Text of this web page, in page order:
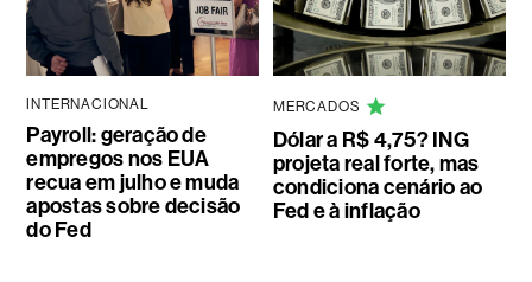
INTERNACIONAL
Payroll: geração de
empregos nos EUA
recua em julho e muda
apostas sobre decisão
do Fed
MERCADOS
Dólar a R$ 4,75? ING
projeta real forte, mas
condiciona cenário ao
Fed e à inflação